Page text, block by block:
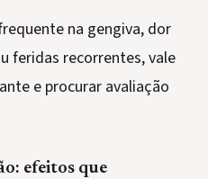
na gengiva, dor
feridas recorrentes, vale
e procurar avaliação
efeitos que